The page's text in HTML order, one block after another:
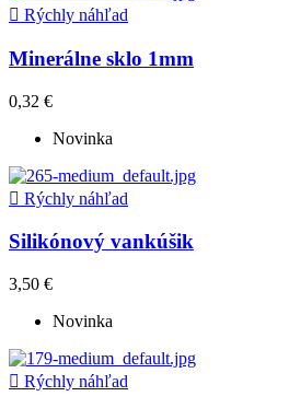
 Rýchly náhľad
Minerálne sklo 1mm
0,32 €
Novinka
 Rýchly náhľad
Silikónový vankúšik
3,50 €
Novinka
 Rýchly náhľad